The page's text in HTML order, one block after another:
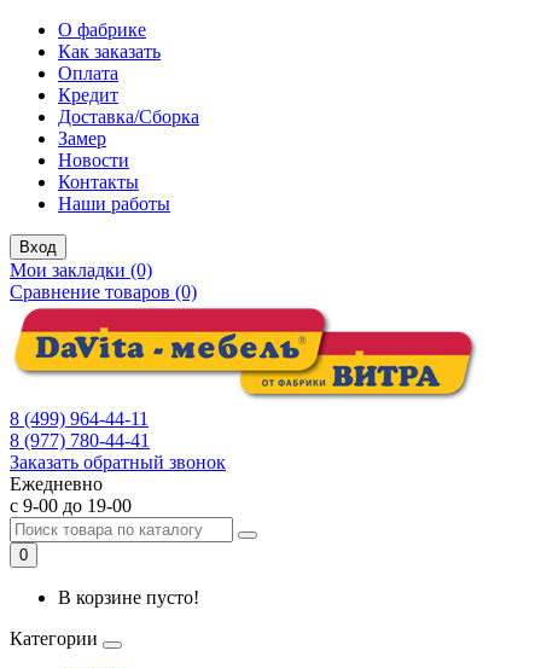
О фабрике
Как заказать
Оплата
Кредит
Доставка/Сборка
Замер
Новости
Контакты
Наши работы
Вход
Мои закладки (0)
Сравнение товаров (0)
8 (499) 964-44-11
8 (977) 780-44-41
Заказать обратный звонок
Ежедневно
с 9-00 до 19-00
0
В корзине пусто!
Категории